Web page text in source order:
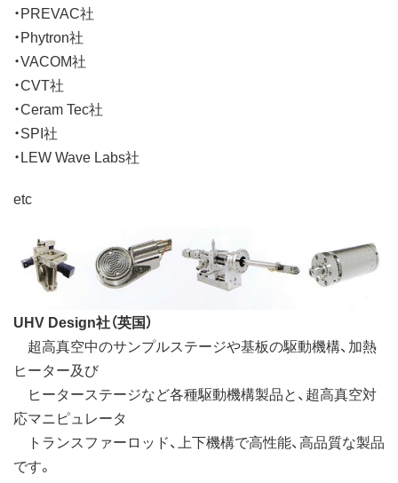
・PREVAC社
・Phytron社
・VACOM社
・CVT社
・Ceram Tec社
・SPI社
・LEW Wave Labs社
etc
UHV Design社（英国）
超高真空中のサンプルステージや基板の駆動機構、加熱
ヒーター及び
ヒーターステージなど各種駆動機構製品と、超高真空対
応マニピュレータ
トランスファーロッド、上下機構で高性能、高品質な製品
です。